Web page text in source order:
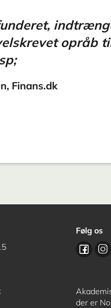
opråb
Finans.dk
Følg os
der er